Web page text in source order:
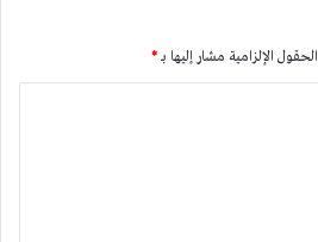
الحقول الإلزامية مشار إليها بـ*